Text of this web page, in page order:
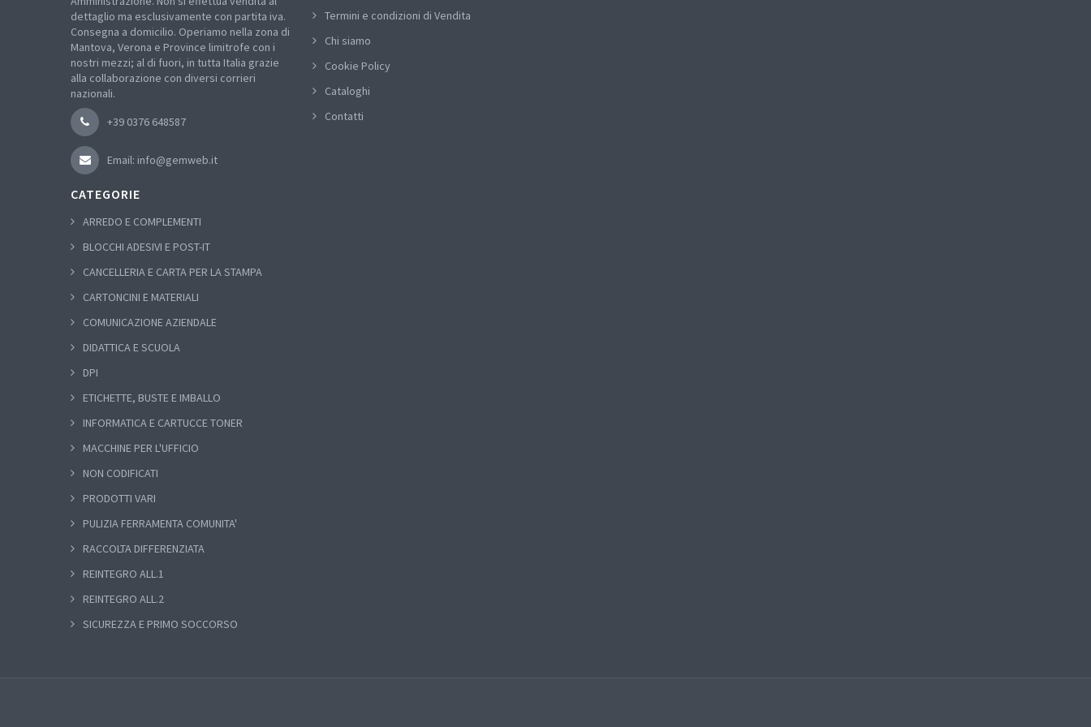
dettaglio ma esclusivamente con partita iva.
Consegna a domicilio. Operiamo nella zona di
Mantova, Verona e Province limitrofe con i
nostri mezzi; al di fuori, in tutta Italia grazie
alla collaborazione con diversi corrieri
nazionali.
+39 0376 648587
Email: info@gemweb.it
Termini e condizioni di Vendita
Chi siamo
Cookie Policy
Cataloghi
Contatti
CATEGORIE
ARREDO E COMPLEMENTI
BLOCCHI ADESIVI E POST-IT
CANCELLERIA E CARTA PER LA STAMPA
CARTONCINI E MATERIALI
COMUNICAZIONE AZIENDALE
DIDATTICA E SCUOLA
DPI
ETICHETTE, BUSTE E IMBALLO
INFORMATICA E CARTUCCE TONER
MACCHINE PER L'UFFICIO
NON CODIFICATI
PRODOTTI VARI
PULIZIA FERRAMENTA COMUNITA'
RACCOLTA DIFFERENZIATA
REINTEGRO ALL.1
REINTEGRO ALL.2
SICUREZZA E PRIMO SOCCORSO